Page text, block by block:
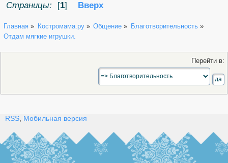
Страницы:
[1] Вверх
Главная » Костромама.ру» Общение » Благотворительность»
Отдам мягкие игрушки.
Перейти в:
RSS Мобильная версия